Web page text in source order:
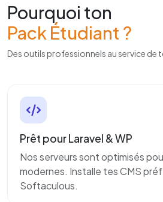
Pourquoi ton
Pack Étudiant ?
Des outils professionnels au service de
Prêt pour Laravel & WP
Nos serveurs sont optimisés
modernes. Installe tes CMS
Softaculous.